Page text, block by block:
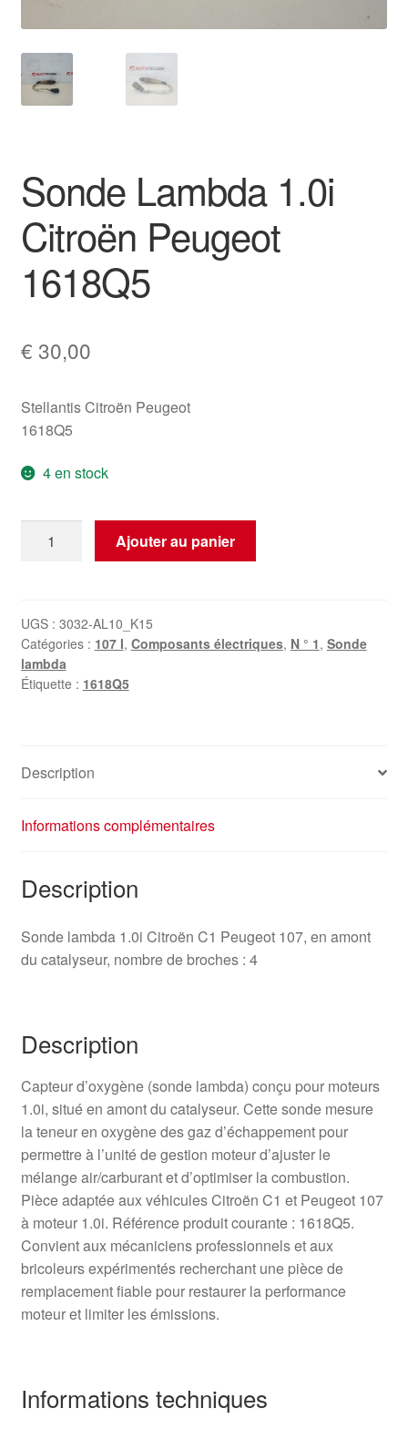
Politique de confidentialité
Procédure de Réclamation
Sonde Lambda 1.0i
Citroën Peugeot
1618Q5
€ 30,00
Stellantis Citroën Peugeot
1618Q5
4 en stock
1.0i
Citroën
Peugeot
1618Q5
Ajouter au panier
UGS : 3032-AL10_K15
Catégories : 107 I, Composants électriques, N ° 1, Sonde
lambda
Étiquette : 1618Q5
Description
Informations complémentaires
Description
Sonde lambda 1.0i Citroën C1 Peugeot 107, en amont
du catalyseur, nombre de broches : 4
Description
Capteur d’oxygène (sonde lambda) conçu pour moteurs
1.0i, situé en amont du catalyseur. Cette sonde mesure
la teneur en oxygène des gaz d’échappement pour
permettre à l’unité de gestion moteur d’ajuster le
mélange air/carburant et d’optimiser la combustion.
Pièce adaptée aux véhicules Citroën C1 et Peugeot 107
à moteur 1.0i. Référence produit courante : 1618Q5.
Convient aux mécaniciens professionnels et aux
bricoleurs expérimentés recherchant une pièce de
remplacement fiable pour restaurer la performance
moteur et limiter les émissions.
Informations techniques